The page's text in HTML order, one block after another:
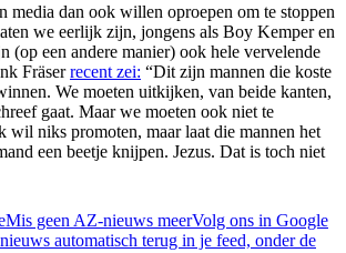
media dan ook willen oproepen om te stoppen
we eerlijk zijn, jongens als Boy Kemper en
(op een andere manier) ook hele vervelende
Fräserrecent zei: “Dit zijn mannen die koste
We moeten uitkijken, van beide kanten,
gaat. Maar we moeten ook niet te
wil niks promoten, maar laat die mannen het
een beetje knijpen. Jezus. Dat is toch niet
Mis geen AZ-nieuws meerVolg ons in Google
automatisch terug in je feed, onder de